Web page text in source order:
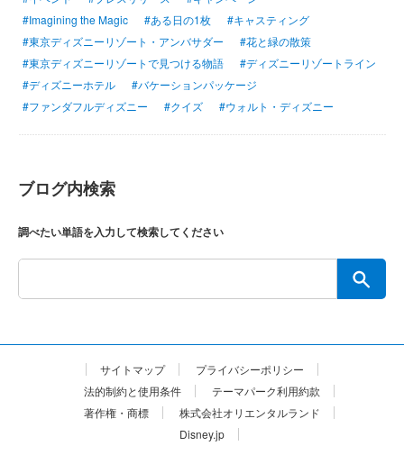
#Imagining the Magic
#ある日の1枚
#キャスティング
#東京ディズニーリゾート・アンバサダー
#花と緑の散策
#東京ディズニーリゾートで見つける物語
#ディズニーリゾートライン
#ディズニーホテル
#バケーションパッケージ
#ファンダフルディズニー
#クイズ #ウォルト・ディズニー
ブログ内検索
調べたい単語を入力して検索してください
サイトマップ
プライバシーポリシー
法的制約と使用条件
テーマパーク利用約款
著作権・商標
株式会社オリエンタルランド
Disney.jp